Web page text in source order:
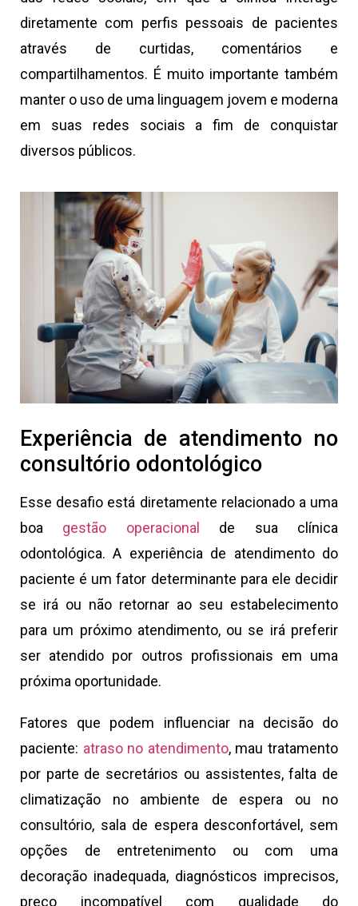
diretamente com perfis pessoais de pacientes
através de curtidas, comentários e
compartilhamentos. É muito importante também
manter o uso de uma linguagem jovem e moderna
em suas redes sociais a fim de conquistar
diversos públicos.
Experiência de atendimento no
consultório odontológico
Esse desafio está diretamente relacionado a uma
boa gestão operacional de sua clínica
odontológica. A experiência de atendimento do
paciente é um fator determinante para ele decidir
se irá ou não retornar ao seu estabelecimento
para um próximo atendimento, ou se irá preferir
ser atendido por outros profissionais em uma
próxima oportunidade.
Fatores que podem influenciar na decisão do
paciente: atraso no atendimento, mau tratamento
por parte de secretários ou assistentes, falta de
climatização no ambiente de espera ou no
consultório, sala de espera desconfortável, sem
opções de entretenimento ou com uma
decoração inadequada, diagnósticos imprecisos,
preço incompatível com qualidade do